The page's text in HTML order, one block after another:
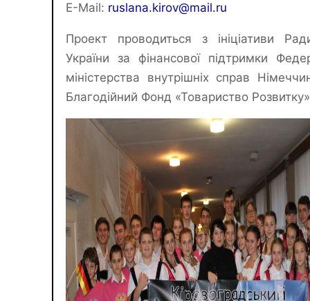
E-Mail: ruslana.kirov@mail.ru
Проект проводиться з ініціативи
України за фінансової підтримки
міністерства внутрішніх справ
Благодійний Фонд «Товариство